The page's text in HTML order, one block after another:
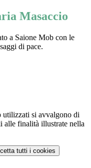
Masaccio
a Saione Mob con le
di pace.
utilizzati si avvalgono di
alle finalità illustrate nella
tutti i cookies